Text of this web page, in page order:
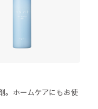
。ホームケアにもお使